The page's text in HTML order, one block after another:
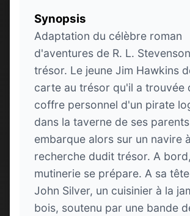
Synopsis
Adaptation du célèbre roman
d'aventures de R. L.
trésor. Le jeune Jim Hawkins
carte au trésor qu'il a trouvée
coffre personnel d'un pirate
dans la taverne de ses
embarque alors sur un navire
recherche dudit trésor. A
mutinerie se prépare. A sa
John Silver, un cuisinier à la
bois, soutenu par une bande